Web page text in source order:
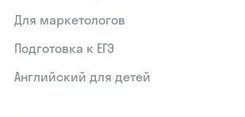
Для маркетологов
Подготовка к ЕГЭ
Английский для детей